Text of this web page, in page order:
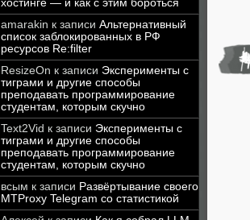
хостинге — и как с этим бороться
amarakin к записи Альтернативный
список заблокированных в РФ
ресурсов Re:filter
ResizeOn к записи Эксперименты с
тиграми и другие способы
преподавать программирование
студентам, которым скучно
Text2Vid к записи Эксперименты с
тиграми и другие способы
преподавать программирование
студентам, которым скучно
всым к записи Развёртывание своего
MTProxy Telegram со статистикой